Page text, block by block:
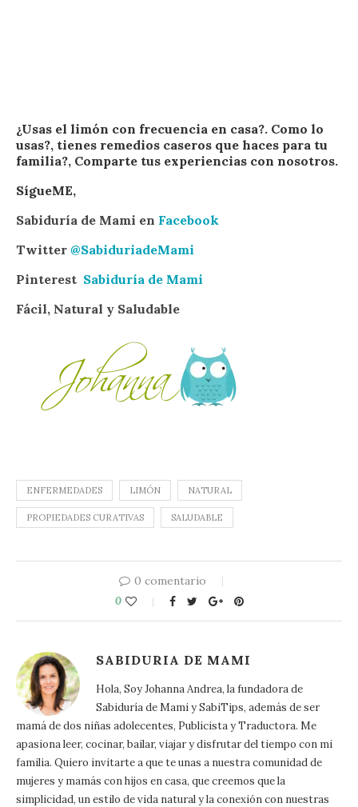
¿Usas el limón con frecuencia en casa?. Como lo
usas?, tienes remedios caseros que haces para tu
familia?, Comparte tus experiencias con nosotros.
SígueME,
Sabiduría de Mami en Facebook
Twitter @SabiduriadeMami
Pinterest Sabiduría de Mami
Fácil, Natural y Saludable
ENFERMEDADES LIMÓN NATURAL
PROPIEDADES CURATIVAS SALUDABLE
0 comentario
0
SABIDURIA DE MAMI
Hola, Soy Johanna Andrea, la fundadora de
Sabiduría de Mami y SabiTips, además de ser
mamá de dos niñas adolecentes, Publicista y Traductora. Me
apasiona leer, cocinar, bailar, viajar y disfrutar del tiempo con mi
familia. Quiero invitarte a que te unas a nuestra comunidad de
mujeres y mamás con hijos en casa, que creemos que la
simplicidad, un estilo de vida natural y la conexión con nuestras